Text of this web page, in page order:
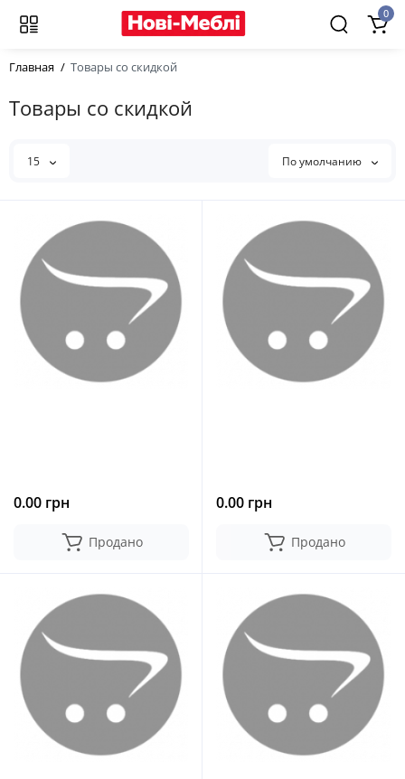
0
Главная Товары со скидкой
Товары со скидкой
15 По умолчанию
0.00 грн
Продано
0.00 грн
Продано